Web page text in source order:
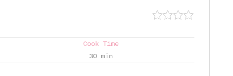
Cook Time
30 min